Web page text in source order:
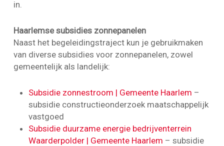
in.
Haarlemse subsidies zonnepanelen
Naast het begeleidingstraject kun je gebruikmaken
van diverse subsidies voor zonnepanelen, zowel
gemeentelijk als landelijk:
Subsidie zonnestroom | Gemeente Haarlem –
subsidie constructieonderzoek maatschappelijk
vastgoed
Subsidie duurzame energie bedrijventerrein
Waarderpolder | Gemeente Haarlem – subsidie